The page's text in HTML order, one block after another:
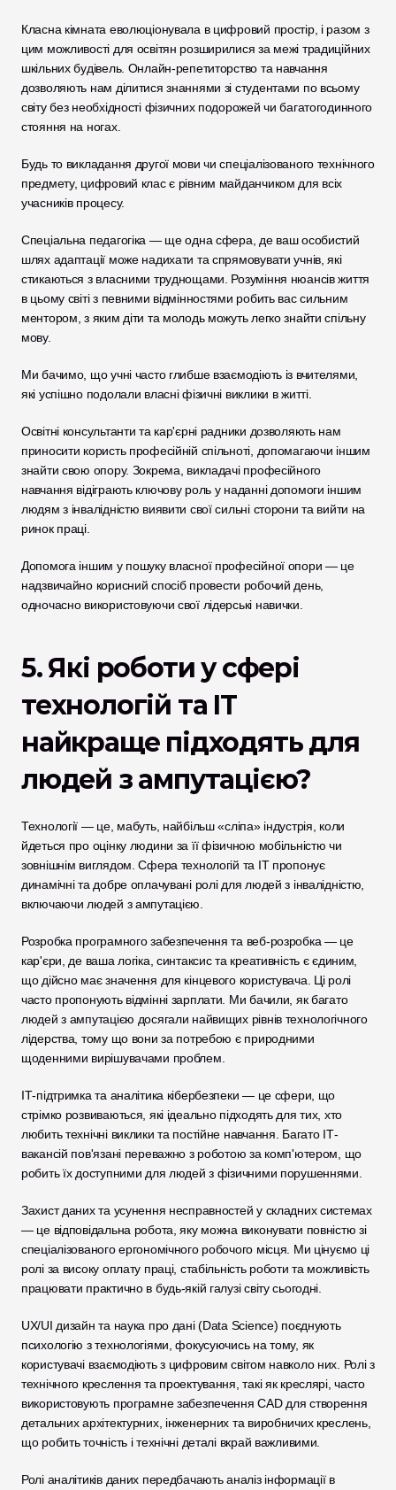
Класна кімната еволюціонувала в цифровий простір, і разом з
цим можливості для освітян розширилися за межі традиційних
шкільних будівель. Онлайн-репетиторство та навчання
дозволяють нам ділитися знаннями зі студентами по всьому
світу без необхідності фізичних подорожей чи багатогодинного
стояння на ногах.
Будь то викладання другої мови чи спеціалізованого технічного
предмету, цифровий клас є рівним майданчиком для всіх
учасників процесу.
Спеціальна педагогіка — ще одна сфера, де ваш особистий
шлях адаптації може надихати та спрямовувати учнів, які
стикаються з власними труднощами. Розуміння нюансів життя
в цьому світі з певними відмінностями робить вас сильним
ментором, з яким діти та молодь можуть легко знайти спільну
мову.
Ми бачимо, що учні часто глибше взаємодіють із вчителями,
які успішно подолали власні фізичні виклики в житті.
Освітні консультанти та кар'єрні радники дозволяють нам
приносити користь професійній спільноті, допомагаючи іншим
знайти свою опору. Зокрема, викладачі професійного
навчання відіграють ключову роль у наданні допомоги іншим
людям з інвалідністю виявити свої сильні сторони та вийти на
ринок праці.
Допомога іншим у пошуку власної професійної опори — це
надзвичайно корисний спосіб провести робочий день,
одночасно використовуючи свої лідерські навички.
5. Які роботи у сфері
технологій та IT
найкраще підходять для
людей з ампутацією?
Технології — це, мабуть, найбільш «сліпа» індустрія, коли
йдеться про оцінку людини за її фізичною мобільністю чи
зовнішнім виглядом. Сфера технологій та IT пропонує
динамічні та добре оплачувані ролі для людей з інвалідністю,
включаючи людей з ампутацією.
Розробка програмного забезпечення та веб-розробка — це
кар'єри, де ваша логіка, синтаксис та креативність є єдиним,
що дійсно має значення для кінцевого користувача. Ці ролі
часто пропонують відмінні зарплати. Ми бачили, як багато
людей з ампутацією досягали найвищих рівнів технологічного
лідерства, тому що вони за потребою є природними
щоденними вирішувачами проблем.
ІТ-підтримка та аналітика кібербезпеки — це сфери, що
стрімко розвиваються, які ідеально підходять для тих, хто
любить технічні виклики та постійне навчання. Багато ІТ-
вакансій пов'язані переважно з роботою за комп'ютером, що
робить їх доступними для людей з фізичними порушеннями.
Захист даних та усунення несправностей у складних системах
— це відповідальна робота, яку можна виконувати повністю зі
спеціалізованого ергономічного робочого місця. Ми цінуємо ці
ролі за високу оплату праці, стабільність роботи та можливість
працювати практично в будь-якій галузі світу сьогодні.
UX/UI дизайн та наука про дані (Data Science) поєднують
психологію з технологіями, фокусуючись на тому, як
користувачі взаємодіють з цифровим світом навколо них. Ролі з
технічного креслення та проектування, такі як креслярі, часто
використовують програмне забезпечення CAD для створення
детальних архітектурних, інженерних та виробничих креслень,
що робить точність і технічні деталі вкрай важливими.
Ролі аналітиків даних передбачають аналіз інформації в